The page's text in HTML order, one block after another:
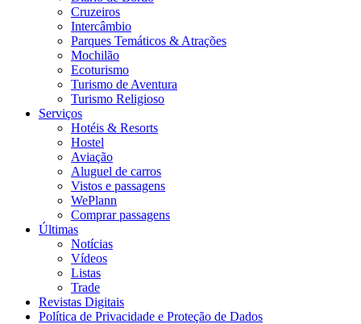
Cruzeiros
Intercâmbio
Parques Temáticos & Atrações
Mochilão
Ecoturismo
Turismo de Aventura
Turismo Religioso
Serviços
Hotéis & Resorts
Hostel
Aviação
Aluguel de carros
Vistos e passagens
WePlann
Comprar passagens
Últimas
Notícias
Vídeos
Listas
Trade
Revistas Digitais
Política de Privacidade e Proteção de Dados